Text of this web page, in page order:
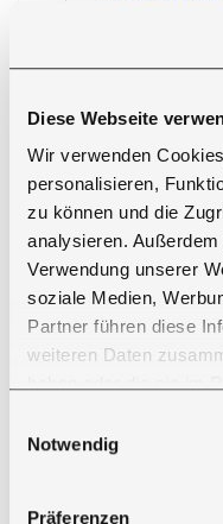
Diese Webseite
Wir verwenden
personalisieren,
zu können und die
analysieren.
Verwendung unserer
soziale Medien,
Partner führen diese
weiteren Daten
Cookies, wenn Sie
Notwendig
Präferenzen
Fragen
York
Aus
besteht der
Kann der
gefertigt
Welche
erhältlich?
Beinfreiheit?